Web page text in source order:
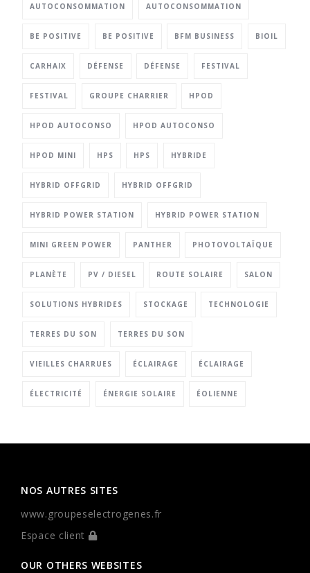
AUTOCONSOMMATION AUTOCONSOMMATION
BE POSITIVE BE POSITIVE BFM BUSINESS BIOIL
CARHAIX DÉFENSE DÉFENSE FESTIVAL
FESTIVAL GROUPE CHARRIER HPOD
HPOD AUTOCONSO HPOD AUTOCONSO
HPOD MINI HPS HPS HYBRIDE
HYBRID OFFGRID HYBRID OFFGRID
HYBRID POWER STATION HYBRID POWER STATION
MINI GREEN POWER PANTHER PHOTOVOLTAÏQUE
PLANÈTE PV / DIESEL ROUTE SOLAIRE SALON
SOLUTIONS HYBRIDES STOCKAGE TECHNOLOGIE
TERRES DU SON TERRES DU SON
VIEILLES CHARRUES ÉCLAIRAGE ÉCLAIRAGE
ÉLECTRICITÉ ÉNERGIE SOLAIRE ÉOLIENNE
NOS AUTRES SITES
www.groupeselectrogenes.fr
Espace client
OUR OTHERS WEBSITES